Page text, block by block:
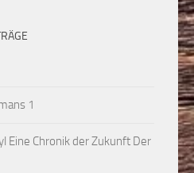
1
Eine Chronik der Zukunft Der